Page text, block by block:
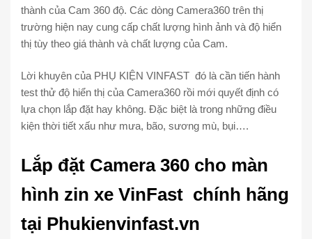
thành của Cam 360 độ. Các dòng Camera360 trên thị
trường hiện nay cung cấp chất lượng hình ảnh và độ hiển
thị tùy theo giá thành và chất lượng của Cam.
Lời khuyên của PHỤ KIỆN VINFAST đó là cần tiến hành
test thử độ hiển thị của Camera360 rồi mới quyết định có
lựa chọn lắp đặt hay không. Đặc biệt là trong những điều
kiện thời tiết xấu như mưa, bão, sương mù, bụi….
Lắp đặt Camera 360 cho màn
hình zin xe VinFast chính hãng
tại Phukienvinfast.vn